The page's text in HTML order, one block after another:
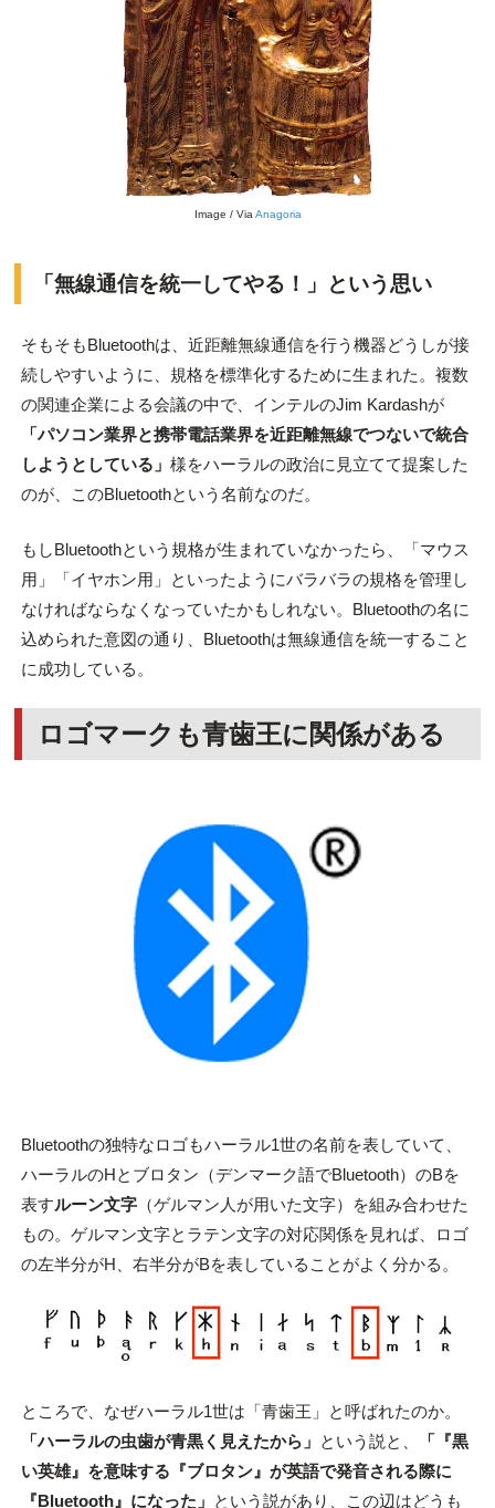
Image / Via Anagoria
「無線通信を統一してやる！」という思い
そもそもBluetoothは、近距離無線通信を行う機器どうしが接
続しやすいように、規格を標準化するために生まれた。複数
の関連企業による会議の中で、インテルのJim Kardashが
「パソコン業界と携帯電話業界を近距離無線でつないで統合
しようとしている」 様をハーラルの政治に見立てて提案した
のが、このBluetoothという名前なのだ。
もしBluetoothという規格が生まれていなかったら、「マウス
用」「イヤホン用」といったようにバラバラの規格を管理し
なければならなくなっていたかもしれない。Bluetoothの名に
込められた意図の通り、Bluetoothは無線通信を統一すること
に成功している。
ロゴマークも青歯王に関係がある
Bluetoothの独特なロゴもハーラル1世の名前を表していて、
ハーラルのHとブロタン（デンマーク語でBluetooth）のBを
表すルーン文字（ゲルマン人が用いた文字）を組み合わせた
もの。ゲルマン文字とラテン文字の対応関係を見れば、ロゴ
の左半分がH、右半分がBを表していることがよく分かる。
ところで、なぜハーラル1世は「青歯王」と呼ばれたのか。
「ハーラルの虫歯が青黒く見えたから」 という説と、
「『黒
い英雄』を意味する『ブロタン』が英語で発音される際に
『Bluetooth』になった」 という説があり、この辺はどうも